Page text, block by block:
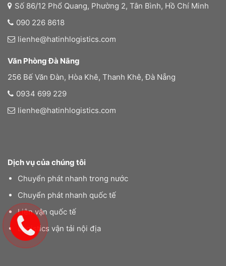
Số 86/12 Phổ Quang, Phường 2, Tân Bình, Hồ Chí Minh
090 226 8618
lienhe@hatinhlogistics.com
Văn Phòng Đà Nãng
256 Bế Văn Đàn, Hòa Khê, Thanh Khê, Đà Nẵng
0934 699 229
lienhe@hatinhlogistics.com
Dịch vụ của chúng tôi
Chuyển phát nhanh trong nước
Chuyển phát nhanh quốc tế
Liên vận quốc tế
Logistics vận tải nội địa